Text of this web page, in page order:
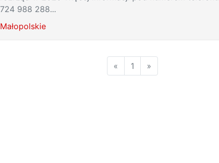
724 988 288...
Małopolskie
« 1 »